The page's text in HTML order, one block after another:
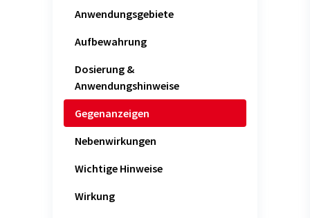
Anwendungsgebiete
Aufbewahrung
Dosierung &
Anwendungshinweise
Gegenanzeigen
Nebenwirkungen
Wichtige Hinweise
Wirkung